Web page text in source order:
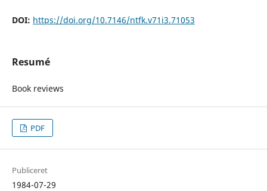
DOI: https://doi.org/10.7146/ntfk.v71i3.71053
Resumé
Book reviews
PDF
Publiceret
1984-07-29